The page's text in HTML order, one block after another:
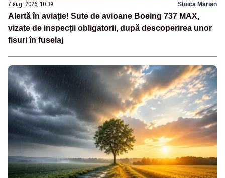
7 aug. 2026, 10:39 Stoica Marian
Alertă în aviație! Sute de avioane Boeing 737 MAX,
vizate de inspecții obligatorii, după descoperirea unor
fisuri în fuselaj